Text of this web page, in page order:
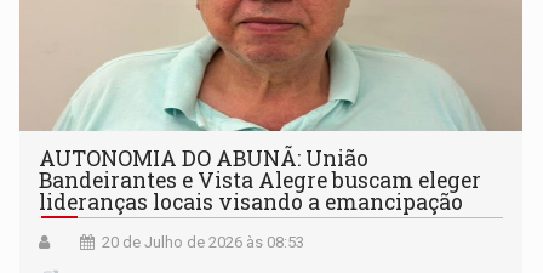
AUTONOMIA DO ABUNÃ: União
Bandeirantes e Vista Alegre buscam eleger
lideranças locais visando a emancipação
20 de Julho de 2026 às 08:53